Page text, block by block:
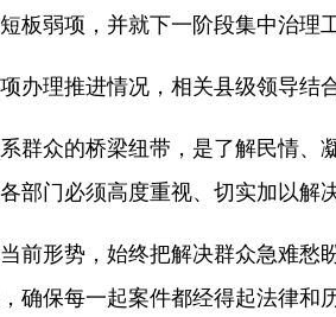
板弱项，并就下一阶段集中治理
办理推进情况，相关县级领导结
群众的桥梁纽带，是了解民情
部门必须高度重视、切实加以解决
前形势，始终把解决群众急难愁
确保每一起案件都经得起法律